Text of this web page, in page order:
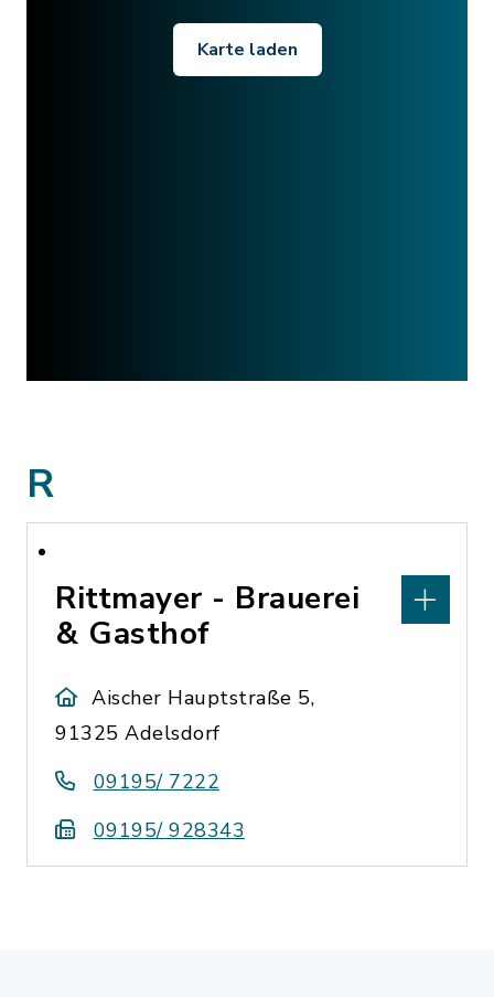
Karte laden
R
Rittmayer - Brauerei
& Gasthof
Aischer Hauptstraße 5,
91325 Adelsdorf
09195/ 7222
09195/ 928343